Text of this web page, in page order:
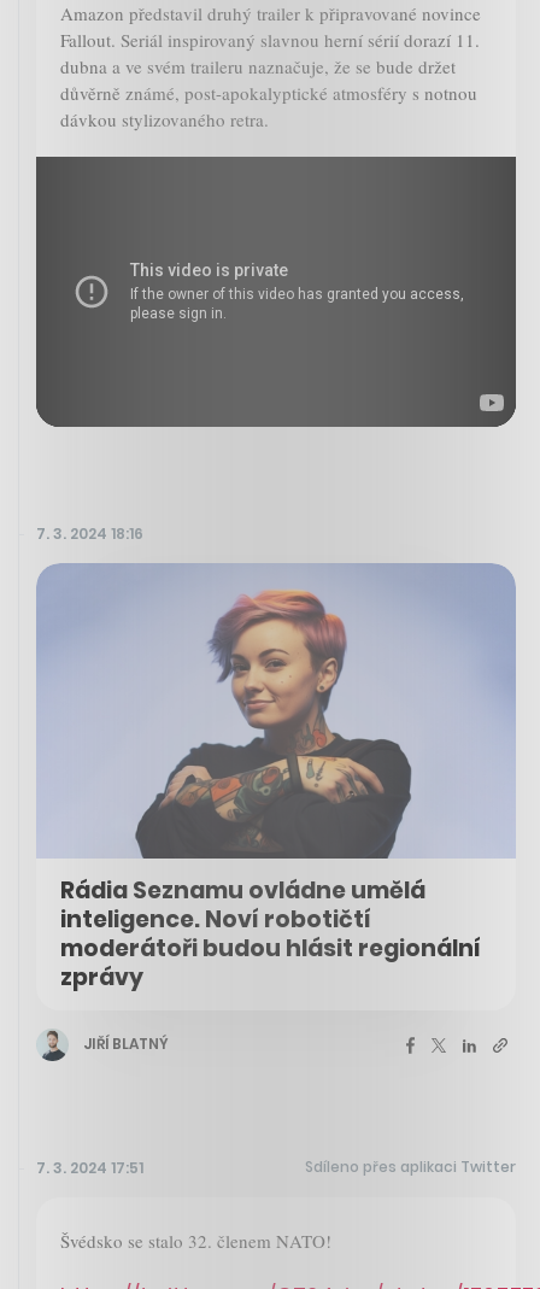
Amazon představil druhý trailer k připravované novince
Fallout. Seriál inspirovaný slavnou herní sérií dorazí 11.
dubna a ve svém traileru naznačuje, že se bude držet
důvěrně známé, post-apokalyptické atmosféry s notnou
dávkou stylizovaného retra.
7. 3. 2024 18:16
Rádia Seznamu ovládne umělá
inteligence. Noví robotičtí
moderátoři budou hlásit regionální
zprávy
JIŘÍ BLATNÝ
7. 3. 2024 17:51 Sdíleno přes aplikaci Twitter
Švédsko se stalo 32. členem NATO!